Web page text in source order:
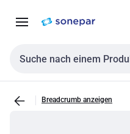
NavigationInhalt
Sucheingabe
Breadcrumb anzeigen